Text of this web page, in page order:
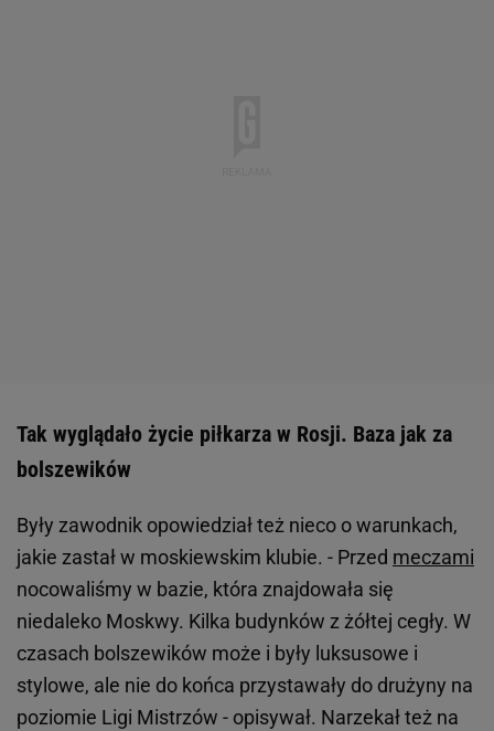
Tak wyglądało życie piłkarza w Rosji. Baza jak za
bolszewików
Były zawodnik opowiedział też nieco o warunkach,
jakie zastał w moskiewskim klubie. - Przed meczami
nocowaliśmy w bazie, która znajdowała się
niedaleko Moskwy. Kilka budynków z żółtej cegły. W
czasach bolszewików może i były luksusowe i
stylowe, ale nie do końca przystawały do drużyny na
poziomie Ligi Mistrzów - opisywał. Narzekał też na